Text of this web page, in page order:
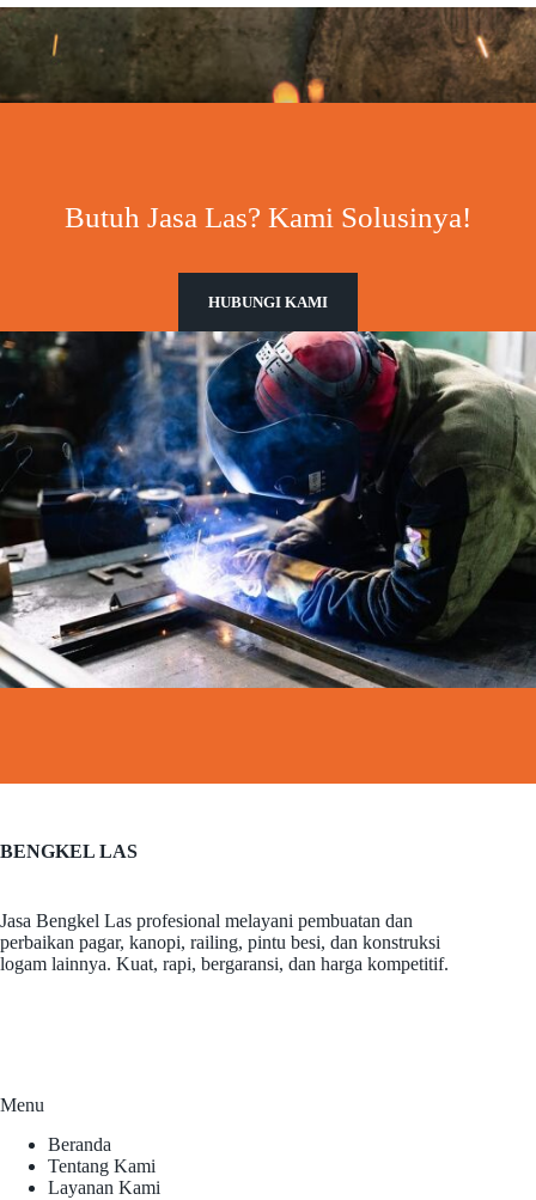
Butuh Jasa Las? Kami Solusinya!
HUBUNGI KAMI
BENGKEL LAS
Jasa Bengkel Las profesional melayani pembuatan dan
perbaikan pagar, kanopi, railing, pintu besi, dan konstruksi
logam lainnya. Kuat, rapi, bergaransi, dan harga kompetitif.
Menu
Beranda
Tentang Kami
Layanan Kami